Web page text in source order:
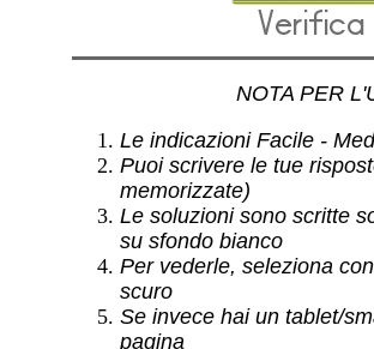
NOTA PER
Le indicazioni Facile -
Puoi scrivere le tue
memorizzate)
Le soluzioni sono scritte
su sfondo bianco
Per vederle, seleziona
scuro
Se invece hai un tablet/
pagina